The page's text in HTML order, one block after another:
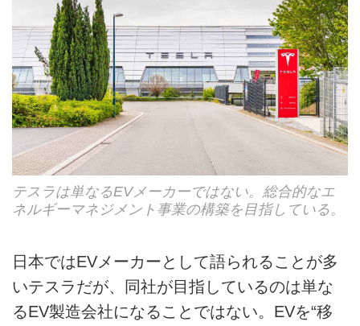
テスラは単なるEVメーカーではない。総合的なエ
ネルギーマネジメント事業の構築を目指している。
日本ではEVメーカーとして語られることが多
いテスラだが、同社が目指しているのは単な
るEV製造会社になることではない。EVを“移